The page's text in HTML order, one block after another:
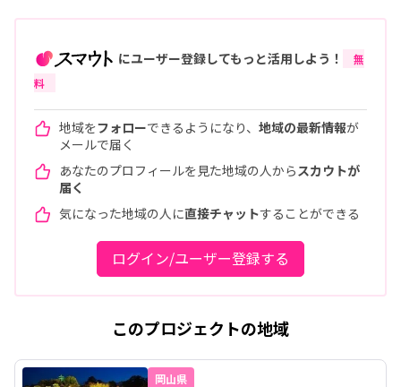
にユーザー登録してもっと活用しよう！
無
料
地域をフォローできるようになり、 地域の最新情報が
メールで届く
あなたのプロフィールを見た地域の人から スカウトが
届く
気になった地域の人に直接チャットすることができる
ログイン/ユーザー登録する
このプロジェクトの地域
岡山県